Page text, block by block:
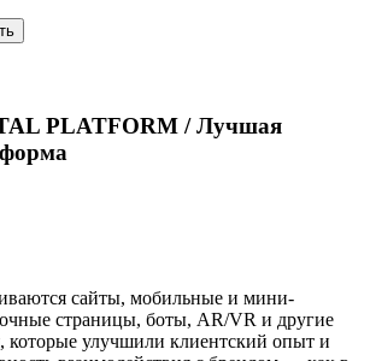
PLATFORM / Лучшая
сайты, мобильные и мини-
страницы, боты, AR/VR и другие
улучшили клиентский опыт и